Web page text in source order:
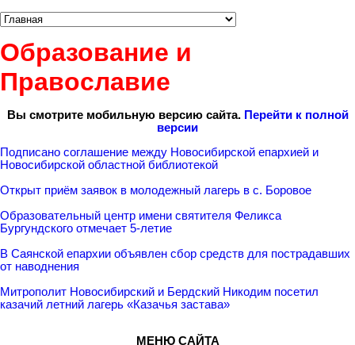
Образование и
Православие
Вы смотрите мобильную версию сайта. Перейти к полной
версии
Подписано соглашение между Новосибирской епархией и
Новосибирской областной библиотекой
Открыт приём заявок в молодежный лагерь в с. Боровое
Образовательный центр имени святителя Феликса
Бургундского отмечает 5-летие
В Саянской епархии объявлен сбор средств для пострадавших
от наводнения
Митрополит Новосибирский и Бердский Никодим посетил
казачий летний лагерь «Казачья застава»
МЕНЮ САЙТА